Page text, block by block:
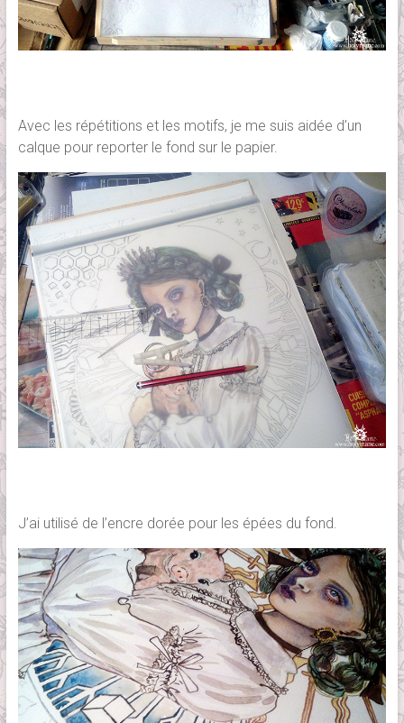
Avec les répétitions et les motifs, je me suis aidée d’un
calque pour reporter le fond sur le papier.
J’ai utilisé de l’encre dorée pour les épées du fond.